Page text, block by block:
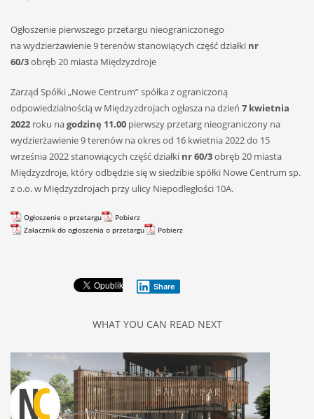
Ogłoszenie pierwszego przetargu nieograniczonego
na wydzierżawienie 9 terenów stanowiących część działki nr
60/3obręb 20 miasta Międzyzdroje
Zarząd Spółki „Nowe Centrum” spółka z ograniczoną
odpowiedzialnością w Międzyzdrojach ogłasza na dzień 7 kwietnia
2022 roku nagodzinę 11.00 pierwszy przetarg nieograniczony na
wydzierżawienie 9 terenów na okres od 16 kwietnia 2022 do 15
września 2022 stanowiących część działki nr 60/3obręb 20 miasta
Międzyzdroje, który odbędzie się w siedzibie spółki Nowe Centrum sp.
z o.o. w Międzyzdrojach przy ulicy Niepodległości 10A.
Ogłoszenie o przetargu
Pobierz
Załacznik do ogłoszenia o przetargu
Pobierz
Share
WHAT YOU CAN READ NEXT